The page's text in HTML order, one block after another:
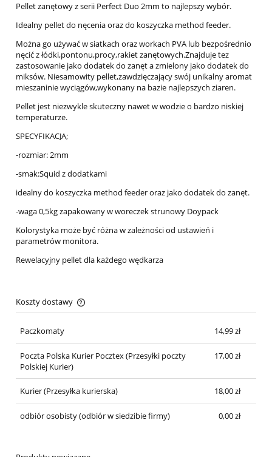
Pellet zanętowy z serii Perfect Duo 2mm to najlepszy wybór.
Idealny pellet do nęcenia oraz do koszyczka method feeder.
Można go używać w siatkach oraz workach PVA lub bezpośrednio
nęcić z łódki,pontonu,procy,rakiet zanętowych.Znajduje tez
zastosowanie jako dodatek do zanęt a zmielony jako dodatek do
miksów. Niesamowity pellet,zawdzięczający swój unikalny aromat
mieszaninie wyciągów,wykonany na bazie najlepszych ziaren.
Pellet jest niezwykle skuteczny nawet w wodzie o bardzo niskiej
temperaturze.
SPECYFIKACJA;
-rozmiar: 2mm
-smak:Squid z dodatkami
idealny do koszyczka method feeder oraz jako dodatek do zanęt.
-waga 0,5kg zapakowany w woreczek strunowy Doypack
Kolorystyka może być różna w zależności od ustawień i
parametrów monitora.
Rewelacyjny pellet dla każdego wędkarza
Koszty dostawy
Cena nie zawiera ewentualnych kosztów płatności
Paczkomaty
14,99 zł
Poczta Polska Kurier Pocztex(Przesyłki poczty
Polskiej Kurier)
17,00 zł
Kurier(Przesyłka kurierska) 18,00 zł
odbiór osobisty(odbiór w siedzibie firmy) 0,00 zł